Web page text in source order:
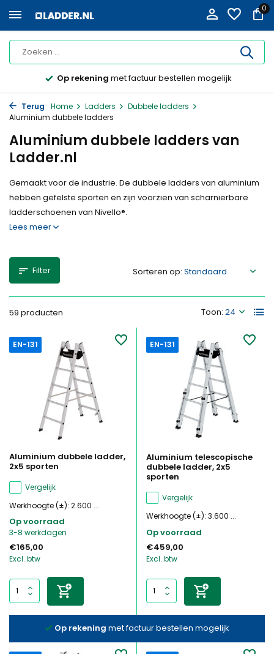
0
Op rekening met factuur bestellen mogelijk
Terug Home Ladders
Dubbele ladders
Aluminium dubbele ladders
Aluminium dubbele ladders van
Ladder.nl
Gemaakt voor de industrie. De dubbele ladders van aluminium
hebben gefelste sporten en zijn voorzien van scharnierbare
ladderschoenen van Nivello®.
Lees meer
Filter
59 producten Toon:
Sorteren op:
EN-131
Aluminium dubbele ladder,
2x5 sporten
Vergelijk
Werkhoogte (±): 2.600 ...
Op voorraad
3-8 werkdagen
€165,00
Excl. btw
EN-131
Aluminium telescopische
dubbele ladder, 2x5
sporten
Vergelijk
Werkhoogte (±): 3.600 ...
Op voorraad
€459,00
Excl. btw
Op rekening met factuur bestellen mogelijk